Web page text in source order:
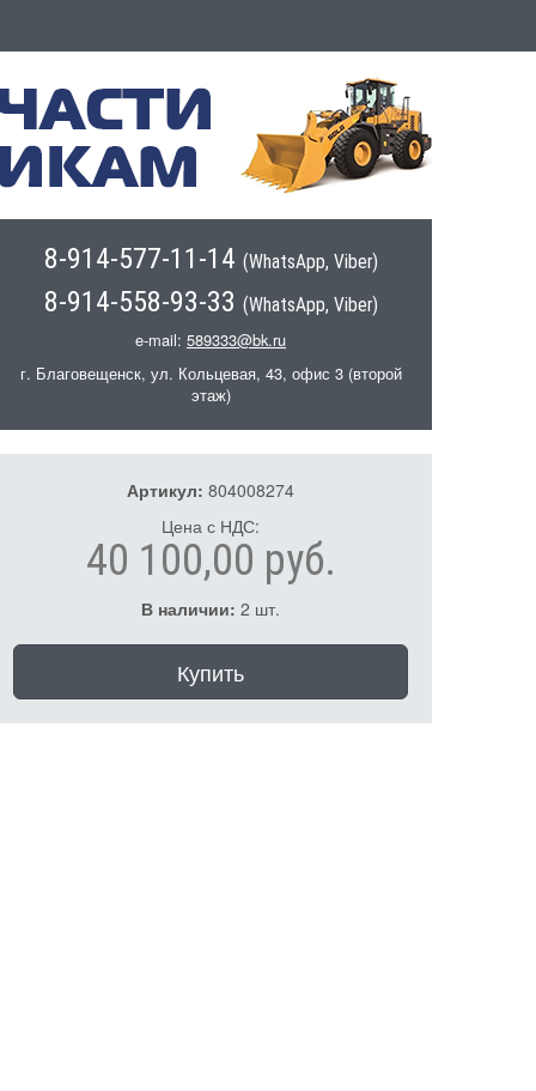
8-914-577-11-14 (WhatsApp, Viber)
8-914-558-93-33 (WhatsApp, Viber)
e-mail: 589333@bk.ru
г. Благовещенск, ул. Кольцевая, 43, офис 3 (второй
этаж)
Артикул: 804008274
Цена с НДС:
40 100,00 руб.
В наличии: 2 шт.
Купить